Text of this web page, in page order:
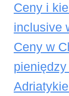
Ceny i
inclusive
Ceny w